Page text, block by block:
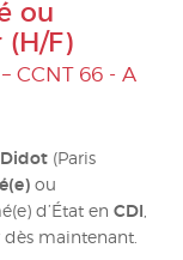
SERVICES
ou
(H/F)
CCNT 66 - A
Didot (Paris
ou
d’État en CDI
dès maintenant.